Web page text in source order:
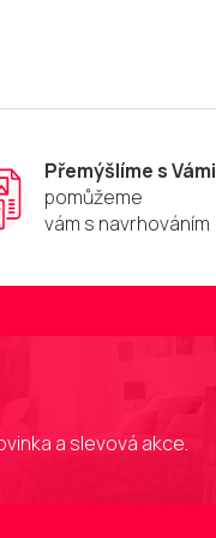
Přemýšlíme s Vámi
pomůžeme
vám s navrhováním
a slevová akce.